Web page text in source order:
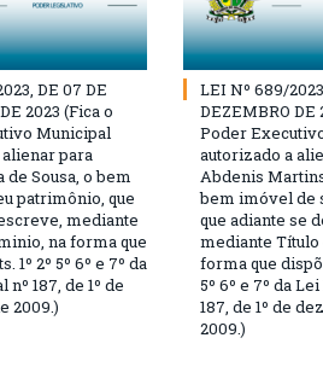
DE 07 DE
2023 (Fica o
Municipal
para
de Sousa, o bem
patrimônio, que
mediante
na forma que
1º 2º 5º 6º e 7º da
187, de 1º de
2009.)
LEI Nº 689/
DEZEMBRO DE
Poder
autorizado a
Abdenis
bem imóvel de
que adiante se
mediante Título
forma que
5º 6º e 7º da
187, de 1º de
2009.)